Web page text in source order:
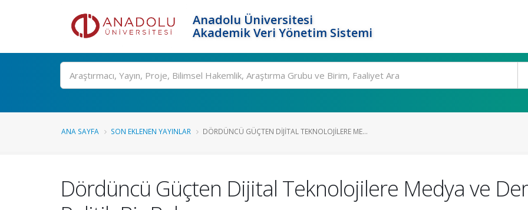
Anadolu Üniversitesi
Akademik Veri Yönetim Sistemi
Ara
ANA SAYFA SON EKLENEN YAYINLAR DÖRDÜNCÜ GÜÇTEN DIJITAL TEKNOLOJILERE ME...
Dördüncü Güçten Dijital Teknolojilere Medya ve